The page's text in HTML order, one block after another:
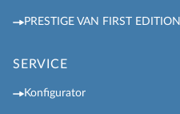
PRESTIGE VAN FIRST EDITION
SERVICE
Konfigurator